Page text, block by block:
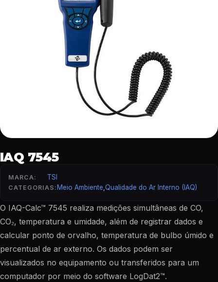
IAQ 7545
MARCA: TSI
CATEGORIAS:Meio Ambiente Qualidade do Ar Interno (IAQ)
O IAQ-Calc™ 7545 realiza medições simultâneas de CO,
CO₂, temperatura e umidade, além de registrar dados e
calcular ponto de orvalho, temperatura de bulbo úmido e
percentual de ar externo. Os dados podem ser
visualizados no equipamento ou transferidos para um
computador por meio do software LogDat2™.